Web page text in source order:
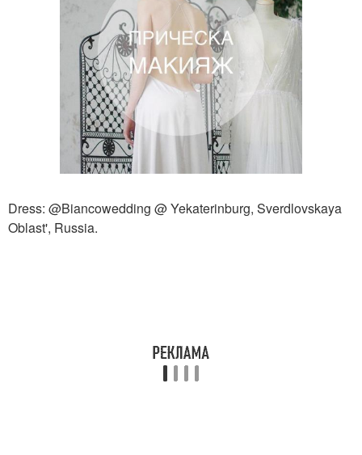
Dress: @Biancowedding @ Yekaterinburg, Sverdlovskaya
Oblast', Russia.